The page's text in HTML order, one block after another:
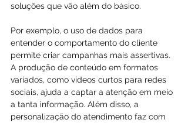
soluções que vão além do básico.
Por exemplo, o uso de dados para
entender o comportamento do cliente
permite criar campanhas mais assertivas.
A produção de conteúdo em formatos
variados, como vídeos curtos para redes
sociais, ajuda a captar a atenção em meio
a tanta informação. Além disso, a
personalização do atendimento faz com